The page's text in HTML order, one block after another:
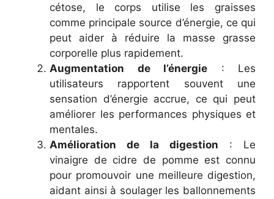
cétose, le corps utilise les graisses
comme principale source d’énergie, ce qui
peut aider à réduire la masse grasse
corporelle plus rapidement.
Augmentation de l’énergie : Les
utilisateurs rapportent souvent une
sensation d’énergie accrue, ce qui peut
améliorer les performances physiques et
mentales.
Amélioration de la digestion : Le
vinaigre de cidre de pomme est connu
pour promouvoir une meilleure digestion,
aidant ainsi à soulager les ballonnements